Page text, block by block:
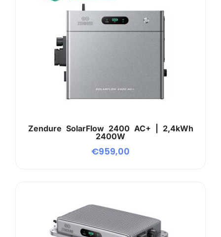
Zendure SolarFlow 2400 AC+ | 2,4kWh
2400W
€959,00